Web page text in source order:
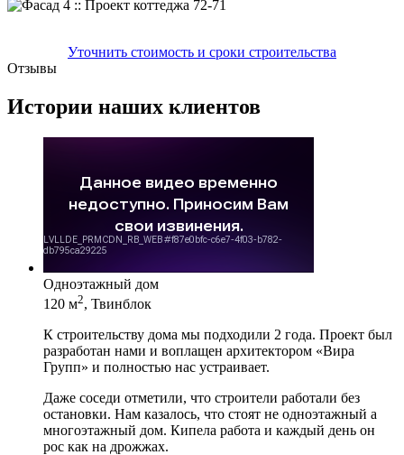
Уточнить стоимость и сроки строительства
Отзывы
Истории наших клиентов
Одноэтажный дом
120 м2, Твинблок
К строительству дома мы подходили 2 года. Проект был
разработан нами и воплащен архитектором «Вира
Групп» и полностью нас устраивает.
Даже соседи отметили, что строители работали без
остановки. Нам казалось, что стоят не одноэтажный а
многоэтажный дом. Кипела работа и каждый день он
рос как на дрожжах.